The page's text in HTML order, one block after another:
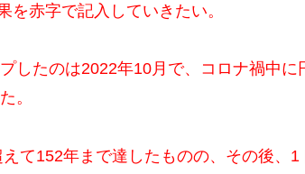
を赤字で記入していきたい。
したのは2022年10月で、コロナ禍中に
。
て152年まで達したものの、 その後、1